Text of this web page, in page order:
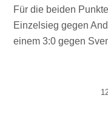
Für die beiden
Einzelsieg gegen
einem 3:0 gegen